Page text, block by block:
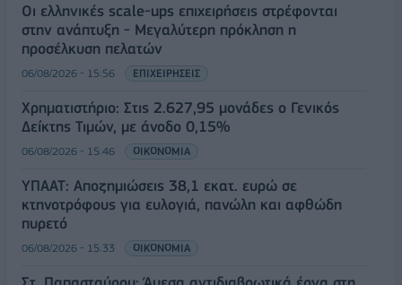
Οι ελληνικές scale-ups επιχειρήσεις στρέφονται
στην ανάπτυξη - Μεγαλύτερη πρόκληση η
προσέλκυση πελατών
06/08/2026 - 15:56 ΕΠΙΧΕΙΡΗΣΕΙΣ
Χρηματιστήριο: Στις 2.627,95 μονάδες ο Γενικός
Δείκτης Τιμών, με άνοδο 0,15%
06/08/2026 - 15:46 ΟΙΚΟΝΟΜΙΑ
ΥΠΑΑΤ: Αποζημιώσεις 38,1 εκατ. ευρώ σε
κτηνοτρόφους για ευλογιά, πανώλη και αφθώδη
πυρετό
06/08/2026 - 15:33 ΟΙΚΟΝΟΜΙΑ